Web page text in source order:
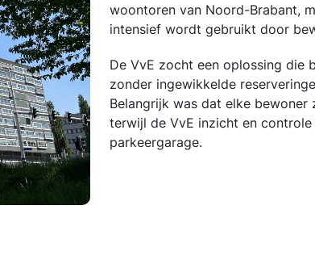
woontoren van Noord-Brabant,
intensief wordt gebruikt door
De VvE zocht een oplossing die
zonder ingewikkelde
Belangrijk was dat elke bewoner
terwijl de VvE inzicht en
parkeergarage.